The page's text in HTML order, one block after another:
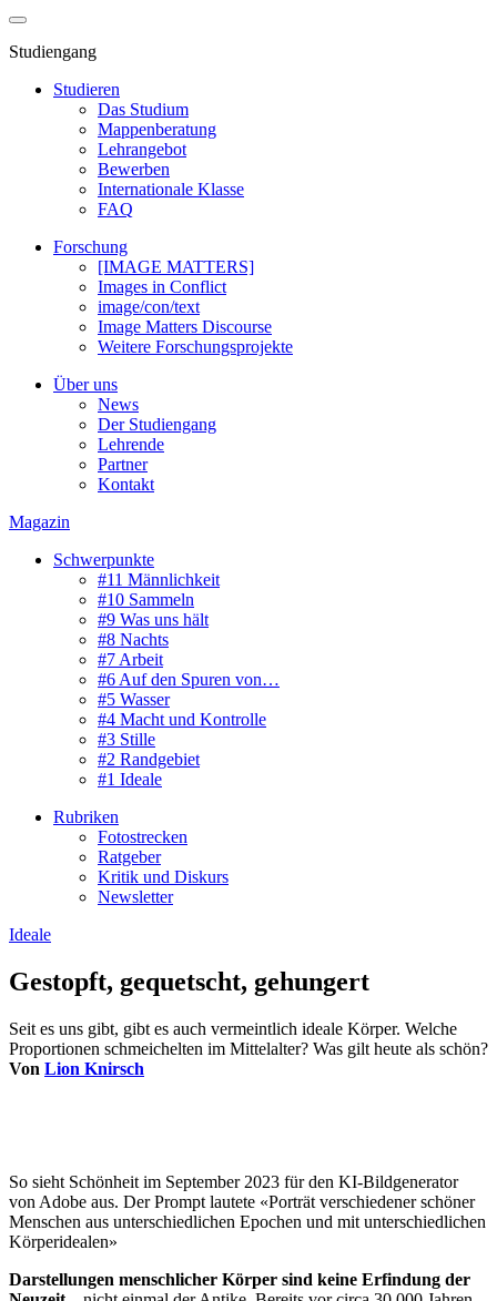
Studiengang
Studieren
Das Studium
Mappenberatung
Lehrangebot
Bewerben
Internationale Klasse
FAQ
Forschung
[IMAGE MATTERS]
Images in Conflict
image/con/text
Image Matters Discourse
Weitere Forschungsprojekte
Über uns
News
Der Studiengang
Lehrende
Partner
Kontakt
Magazin
Schwerpunkte
#11 Männlichkeit
#10 Sammeln
#9 Was uns hält
#8 Nachts
#7 Arbeit
#6 Auf den Spuren von…
#5 Wasser
#4 Macht und Kontrolle
#3 Stille
#2 Randgebiet
#1 Ideale
Rubriken
Fotostrecken
Ratgeber
Kritik und Diskurs
Newsletter
Ideale
Gestopft, gequetscht, gehungert
Seit es uns gibt, gibt es auch vermeintlich ideale Körper. Welche
Proportionen schmeichelten im Mittelalter? Was gilt heute als schön?
Von Lion Knirsch
So sieht Schönheit im September 2023 für den KI-Bildgenerator
von Adobe aus. Der Prompt lautete «Porträt verschiedener schöner
Menschen aus unterschiedlichen Epochen und mit unterschiedlichen
Körperidealen»
Darstellungen menschlicher Körper sind keine Erfindung der